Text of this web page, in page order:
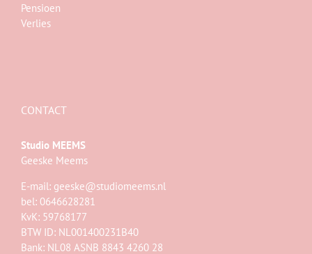
Pensioen
Verlies
CONTACT
Studio MEEMS
Geeske Meems
E-mail: geeske@studiomeems.nl
bel: 0646628281
KvK: 59768177
BTW ID: NL001400231B40
Bank: NL08 ASNB 8843 4260 28